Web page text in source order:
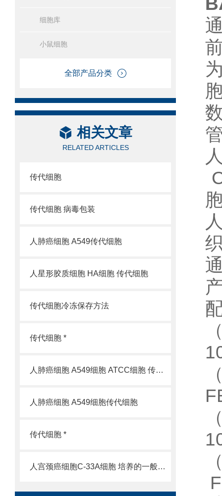
细胞库
小鼠细胞
全部产品分类
相关文章
RELATED ARTICLES
传代细胞
传代细胞 病毒包装
人肺癌细胞 A549传代细胞
人星形胶质细胞 HA细胞 传代细胞
传代细胞冷冻保存方法
传代细胞 *
人肺癌细胞 A549细胞 ATCC细胞 传代细胞
人肺癌细胞 A549细胞传代细胞
传代细胞 *
人宫颈癌细胞C-33A细胞 培养的一般过程